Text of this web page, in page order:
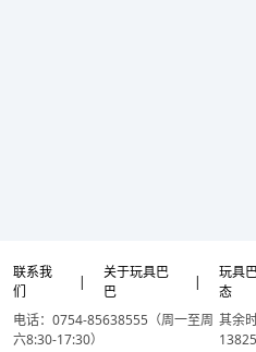
联系我
们
|
关于玩具巴
巴
|
玩具
态
电话：0754-85638555（周一至周
六8:30-17:30）
其余